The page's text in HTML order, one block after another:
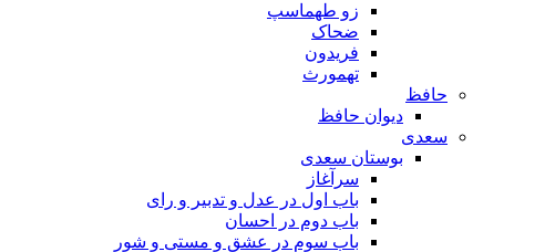
زو طهماسپ‏
ضحاک
فریدون
تهمورث
حافظ
دیوان حافظ
سعدی
بوستان سعدی
سرآغاز
باب اول در عدل و تدبیر و رای
باب دوم در احسان
باب سوم در عشق و مستی و شور